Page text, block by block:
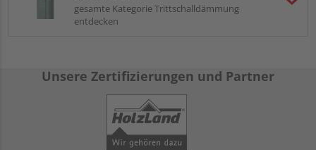
gesamte Kategorie Trittschalldämmung
entdecken
Unsere Zertifizierungen und Partner